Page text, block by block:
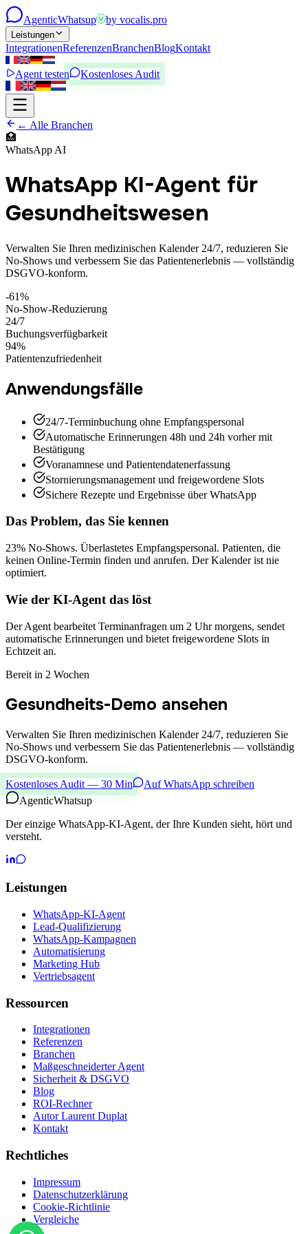
AgenticWhatsup by vocalis.pro
Leistungen
IntegrationenReferenzenBranchenBlogKontakt
Agent testen Kostenloses Audit
← Alle Branchen
🏥
WhatsApp AI
WhatsApp KI-Agent für
Gesundheitswesen
Verwalten Sie Ihren medizinischen Kalender 24/7, reduzieren Sie
No-Shows und verbessern Sie das Patientenerlebnis — vollständig
DSGVO-konform.
-61%
No-Show-Reduzierung
24/7
Buchungsverfügbarkeit
94%
Patientenzufriedenheit
Anwendungsfälle
24/7-Terminbuchung ohne Empfangspersonal
Automatische Erinnerungen 48h und 24h vorher mit
Bestätigung
Voranamnese und Patientendatenerfassung
Stornierungsmanagement und freigewordene Slots
Sichere Rezepte und Ergebnisse über WhatsApp
Das Problem, das Sie kennen
23% No-Shows. Überlastetes Empfangspersonal. Patienten, die
keinen Online-Termin finden und anrufen. Der Kalender ist nie
optimiert.
Wie der KI-Agent das löst
Der Agent bearbeitet Terminanfragen um 2 Uhr morgens, sendet
automatische Erinnerungen und bietet freigewordene Slots in
Echtzeit an.
Bereit in 2 Wochen
Gesundheits-Demo ansehen
Verwalten Sie Ihren medizinischen Kalender 24/7, reduzieren Sie
No-Shows und verbessern Sie das Patientenerlebnis — vollständig
DSGVO-konform.
Kostenloses Audit — 30 Min
Auf WhatsApp schreiben
AgenticWhatsup
Der einzige WhatsApp-KI-Agent, der Ihre Kunden sieht, hört und
versteht.
Leistungen
WhatsApp-KI-Agent
Lead-Qualifizierung
WhatsApp-Kampagnen
Automatisierung
Marketing Hub
Vertriebsagent
Ressourcen
Integrationen
Referenzen
Branchen
Maßgeschneiderter Agent
Sicherheit & DSGVO
Blog
ROI-Rechner
Autor Laurent Duplat
Kontakt
Rechtliches
Impressum
Datenschutzerklärung
Cookie-Richtlinie
Vergleiche